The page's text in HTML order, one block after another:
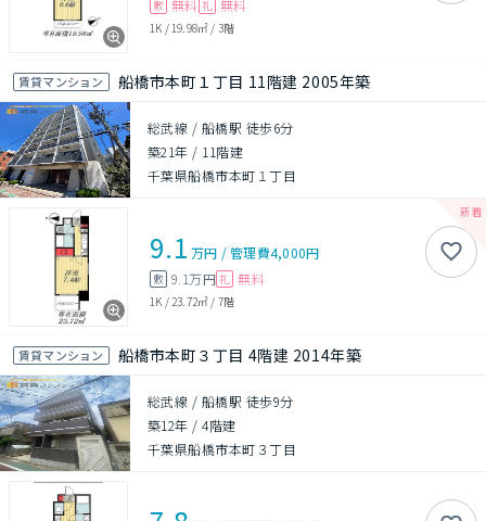
敷 無料 礼 無料
1K / 19.98㎡ / 3階
賃貸マンション 船橋市本町１丁目 11階建 2005年築
総武線 / 船橋駅 徒歩6分
築21年 / 11階建
千葉県船橋市本町１丁目
9.1 万円 /管理費4,000円
敷 9.1万円 礼 無料
1K / 23.72㎡ / 7階
賃貸マンション 船橋市本町３丁目 4階建 2014年築
総武線 / 船橋駅 徒歩9分
築12年 /4階建
千葉県船橋市本町３丁目